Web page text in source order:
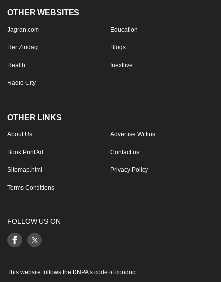
OTHER WEBSITES
Jagran.com Education
Her Zindagi Blogs
Health Inextlive
Radio City
OTHER LINKS
About Us Advertise Withus
Book Print Ad Contact us
Sitemap.html Privacy Policy
Terms Conditions
FOLLOW US ON
This website follows the DNPA’s code of conduct